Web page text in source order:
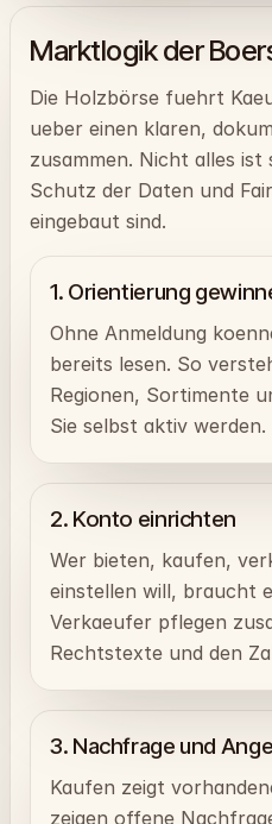
Marktlogik der
Die Holzbörse fuehrt
ueber einen klaren,
zusammen. Nicht alles
Schutz der Daten und
eingebaut sind.
1. Orientierung
Ohne Anmeldung
bereits lesen. So
Regionen, Sortimente
Sie selbst aktiv werden.
2. Konto einrichten
Wer bieten, kaufen,
einstellen will, braucht
Verkaeufer pflegen
Rechtstexte und den
3. Nachfrage und
Kaufen zeigt
zeigen offene